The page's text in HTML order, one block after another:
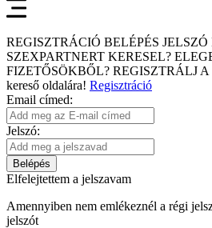
REGISZTRÁCIÓ BELÉPÉS
SZEXPARTNERT KERESEL?
FIZETŐSÖKBŐL? REGISZTRÁLJ
kereső oldalára! Regisztráció
Email címed:
Jelszó:
Belépés
Elfelejtettem a jelszavam
Amennyiben nem emlékeznél a régi
jelszót